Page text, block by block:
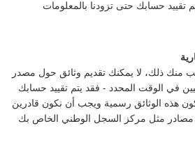
تقييد حسابك حتى تزودنا بالمعلومات
منك ذلك، لا يمكنك تقديم وثائق حول مصدر
في الوقت المحدد - فقد يتم تقييد حسابك
هذه الوثائق رسمية ويجب أن نكون قادرين
مصادر مثل مركز السجل الوطني الخاص بك